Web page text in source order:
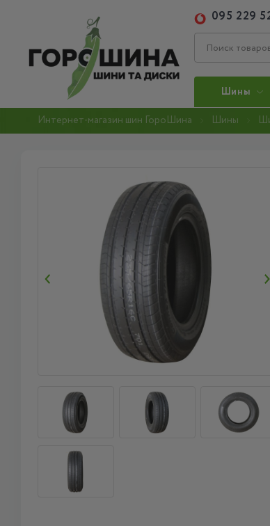
095 229
Шины
Интернет-магазин шин ГороШина Шины